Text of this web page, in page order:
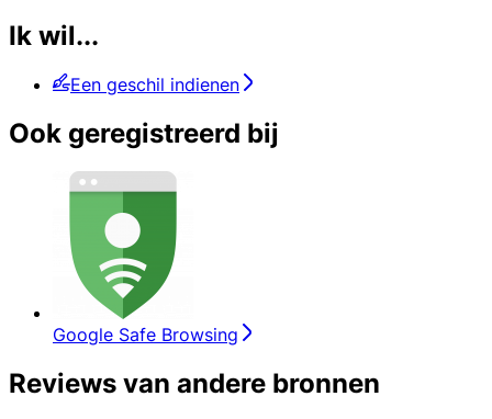
Ik wil...
Een geschil indienen
Ook geregistreerd bij
Google Safe Browsing
Reviews van andere bronnen